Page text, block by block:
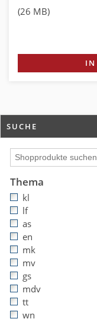
(26 MB)
IN
SUCHE
Thema
kl
lf
as
en
mk
mv
gs
mdv
tt
wn